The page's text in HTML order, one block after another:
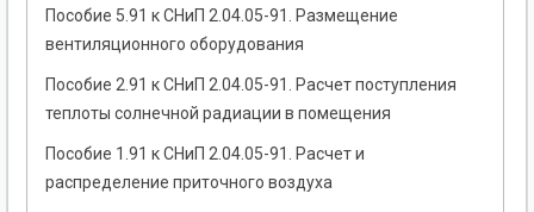
Пособие 5.91 к СНиП 2.04.05-91. Размещение
вентиляционного оборудования
Пособие 2.91 к СНиП 2.04.05-91. Расчет поступления
теплоты солнечной радиации в помещения
Пособие 1.91 к СНиП 2.04.05-91. Расчет и
распределение приточного воздуха